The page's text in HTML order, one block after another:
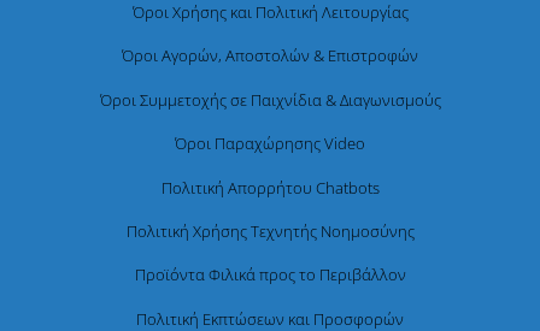
Όροι Χρήσης και Πολιτική Λειτουργίας
Όροι Αγορών, Αποστολών & Επιστροφών
Όροι Συμμετοχής σε Παιχνίδια & Διαγωνισμούς
Όροι Παραχώρησης Video
Πολιτική Απορρήτου Chatbots
Πολιτική Χρήσης Τεχνητής Νοημοσύνης
Προϊόντα Φιλικά προς το Περιβάλλον
Πολιτική Εκπτώσεων και Προσφορών